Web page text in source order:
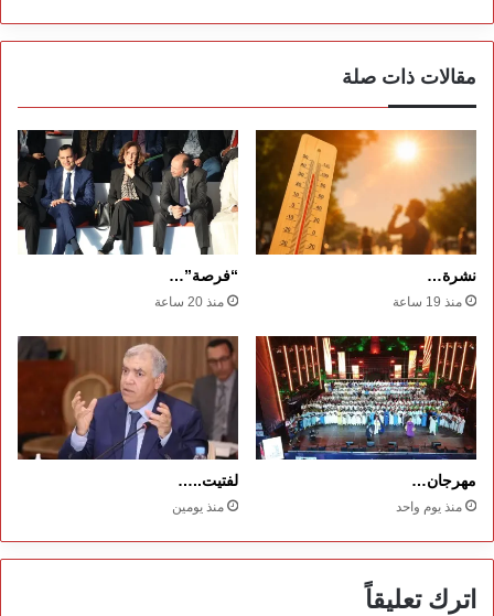
مقالات ذات صلة
نشرة…
منذ 19 ساعة
“فرصة”…
منذ 20 ساعة
مهرجان…
منذ يوم واحد
لفتيت..…
منذ يومين
اترك تعليقاً